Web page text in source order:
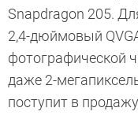
Snapdragon 205.
2,4-дюймовый
фотографической
даже 2-
поступит в